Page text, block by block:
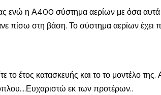
ενώ η Α400 σύστημα αερίων με όσα
πίσω στη βάση. Το σύστημα αερίων
έτος κατασκευής και το το μοντέλο
εκ των προτέρων..